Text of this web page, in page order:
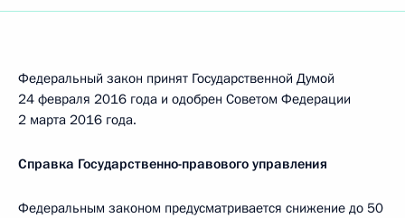
Федеральный закон принят Государственной Думой
24 февраля 2016 года и одобрен Советом Федерации
2 марта 2016 года.
Справка Государственно-правового управления
Федеральным законом предусматривается снижение до 50